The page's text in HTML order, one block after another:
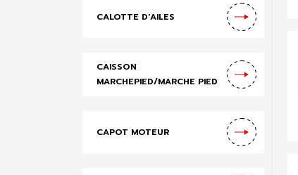
CALOTTE D'AILES
CAISSON
MARCHEPIED/MARCHE PIED
CAPOT MOTEUR